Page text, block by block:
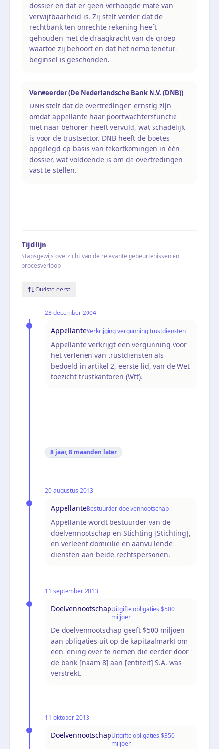
dossier en dat er geen verhoogde mate van
verwijtbaarheid is. Zij stelt verder dat de
rechtbank ten onrechte rekening heeft
gehouden met de draagkracht van de groep
waartoe zij behoort en dat het nemo tenetur-
beginsel is geschonden.
Verweerder (De Nederlandsche Bank N.V. (DNB))
DNB stelt dat de overtredingen ernstig zijn
omdat appellante haar poortwachtersfunctie
niet naar behoren heeft vervuld, wat schadelijk
is voor de trustsector. DNB heeft de boetes
opgelegd op basis van tekortkomingen in één
dossier, wat voldoende is om de overtredingen
vast te stellen.
Tijdlijn
Stapsgewijs overzicht van de relevante gebeurtenissen en
procesverloop
Oudste eerst
23 december 2004
AppellanteVerkrijging vergunning trustdiensten
Appellante verkrijgt een vergunning voor
het verlenen van trustdiensten als
bedoeld in artikel 2, eerste lid, van de Wet
toezicht trustkantoren (Wtt).
8 jaar, 8 maanden later
20 augustus 2013
AppellanteBestuurder doelvennootschap
Appellante wordt bestuurder van de
doelvennootschap en Stichting [Stichting],
en verleent domicilie en aanvullende
diensten aan beide rechtspersonen.
11 september 2013
DoelvennootschapUitgifte obligaties $500
miljoen
De doelvennootschap geeft $500 miljoen
aan obligaties uit op de kapitaalmarkt om
een lening over te nemen die eerder door
de bank [naam 8] aan [entiteit] S.A. was
verstrekt.
11 oktober 2013
DoelvennootschapUitgifte obligaties $350
miljoen